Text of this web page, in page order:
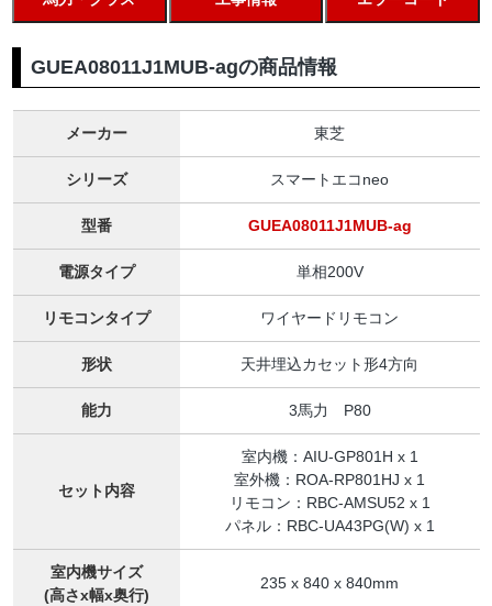
GUEA08011J1MUB-agの商品情報
メーカー 東芝
シリーズ スマートエコneo
型番 GUEA08011J1MUB-ag
電源タイプ 単相200V
リモコンタイプ ワイヤードリモコン
形状 天井埋込カセット形4方向
能力 3馬力 P80
セット内容
室内機：AIU-GP801H x 1
室外機：ROA-RP801HJ x 1
リモコン：RBC-AMSU52 x 1
パネル：RBC-UA43PG(W) x 1
室内機サイズ
(高さx幅x奥行)
235 x 840 x 840mm